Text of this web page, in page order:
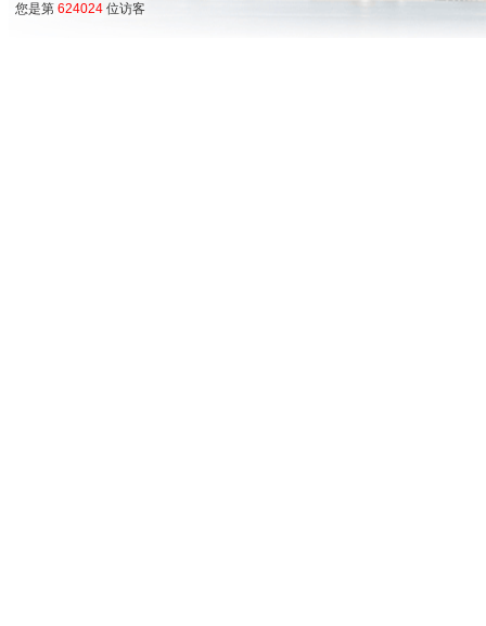
您是第 624024 位访客